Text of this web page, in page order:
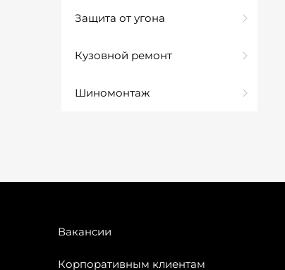
Защита от угона
Кузовной ремонт
Шиномонтаж
Вакансии
Корпоративным клиентам